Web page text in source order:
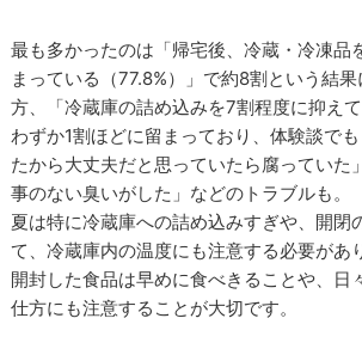
最も多かったのは「帰宅後、冷蔵・冷凍品
まっている（77.8%）」で約8割という結
方、「冷蔵庫の詰め込みを7割程度に抑え
わずか1割ほどに留まっており、体験談で
たから大丈夫だと思っていたら腐っていた
事のない臭いがした」などのトラブルも。
夏は特に冷蔵庫への詰め込みすぎや、開閉
て、冷蔵庫内の温度にも注意する必要があ
開封した食品は早めに食べきることや、日
仕方にも注意することが大切です。